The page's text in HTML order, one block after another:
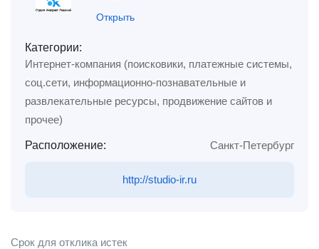
Открыть
Категории:
Интернет-компания (поисковики, платежные системы,
соц.сети, информационно-познавательные и
развлекательные ресурсы, продвижение сайтов и
прочее)
Расположение: Санкт-Петербург
http://studio-ir.ru
Срок для отклика истек